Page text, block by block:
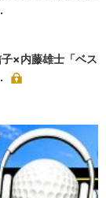
×内藤雄士「ベス